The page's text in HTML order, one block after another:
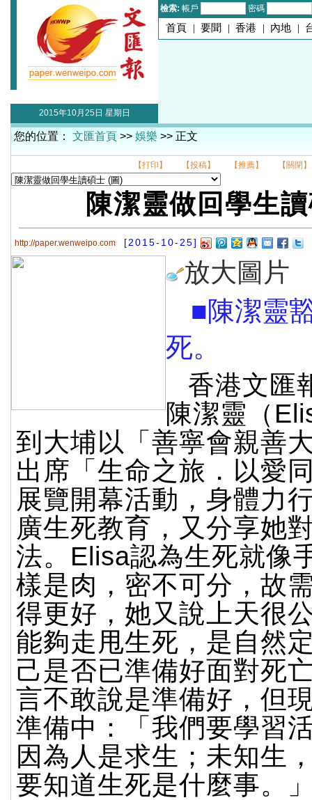
檢索: 帳戶 密碼
首頁 | 要聞 | 香港 | 內地 |
2015年10月25日 星期日
您的位置： 文匯首頁 >> 娛樂 >> 正文
【打印】 【投稿】 【推薦】 【關閉】
陳潔靈做回學生
http://paper.wenweipo.com [2015-10-25]
放大圖片
■陳潔靈
死。
香港文匯
陳潔靈（
到大埔以「善寧會親善
出席「生命之旅．以愛
展覽開幕活動，身體力
廣生死教育，又分享她
法。Elisa認為生死就像
樣是肉，密不可分，故
得更好，她又說上天很
能夠走甩生死，是自然
己是否已準備好面對死
言不敢說是準備好，但
準備中：「我們要學習
因為人是求生；未知生
要知道生死是什麼事。